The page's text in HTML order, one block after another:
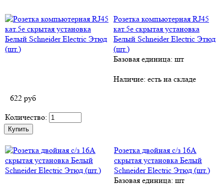
Розетка компьютерная RJ45
кат.5е скрытая установка
Белый Schneider Electric Этюд
(шт.)
Базовая единица: шт
Наличие: есть на складе
622 руб
Количество:
Розетка двойная с/з 16А
скрытая установка Белый
Schneider Electric Этюд (шт.)
Базовая единица: шт